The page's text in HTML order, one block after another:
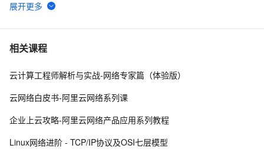
6 27、深入理解计算机系统笔记，网络编程
7 什么是蜜罐，在当前网络安全形势下，蜜罐能提供哪些帮
8 网络名词术语解析 | 路由、交换机、集线器、半/全双
10 网络编程懒人入门(十四)：到底什么是Socket？一文即
相关课程
云计算工程师解析与实战-网络专家篇（体验版）
云网络白皮书-阿里云网络系列课
企业上云攻略-阿里云网络产品应用系列教程
Linux网络进阶 - TCP/IP协议及OSI七层模型